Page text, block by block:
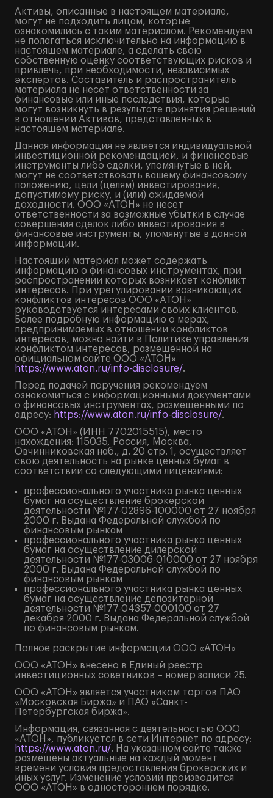
Активы, описанные в настоящем материале,
могут не подходить лицам, которые
ознакомились с таким материалом. Рекомендуем
не полагаться исключительно на информацию в
настоящем материале, а сделать свою
собственную оценку соответствующих рисков и
привлечь, при необходимости, независимых
экспертов. Составитель и распространитель
материала не несет ответственности за
финансовые или иные последствия, которые
могут возникнуть в результате принятия решений
в отношении Активов, представленных в
настоящем материале.
Данная информация не является индивидуальной
инвестиционной рекомендацией, и финансовые
инструменты либо сделки, упомянутые в ней,
могут не соответствовать вашему финансовому
положению, цели (целям) инвестирования,
допустимому риску, и (или) ожидаемой
доходности. ООО «АТОН» не несет
ответственности за возможные убытки в случае
совершения сделок либо инвестирования в
финансовые инструменты, упомянутые в данной
информации.
Настоящий материал может содержать
информацию о финансовых инструментах, при
распространении которых возникает конфликт
интересов. При урегулировании возникающих
конфликтов интересов ООО «АТОН»
руководствуется интересами своих клиентов.
Более подробную информацию о мерах,
предпринимаемых в отношении конфликтов
интересов, можно найти в Политике управления
конфликтом интересов, размещённой на
официальном сайте ООО «АТОН»
https://www.aton.ru/info-disclosure/.
Перед подачей поручения рекомендуем
ознакомиться с информационными документами
о финансовых инструментах, размещенными по
адресу: https://www.aton.ru/info-disclosure/.
ООО «АТОН» (ИНН 7702015515), место
нахождения: 115035, Россия, Москва,
Овчинниковская наб., д. 20 стр. 1, осуществляет
свою деятельность на рынке ценных бумаг в
соответствии со следующими лицензиями:
профессионального участника рынка ценных
бумаг на осуществление брокерской
деятельности №177-02896-100000 от 27 ноября
2000 г. Выдана Федеральной службой по
финансовым рынкам
профессионального участника рынка ценных
бумаг на осуществление дилерской
деятельности №177-03006-010000 от 27 ноября
2000 г. Выдана Федеральной службой по
финансовым рынкам
профессионального участника рынка ценных
бумаг на осуществление депозитарной
деятельности №177-04357-000100 от 27
декабря 2000 г. Выдана Федеральной службой
по финансовым рынкам.
Полное раскрытие информации ООО «АТОН»
ООО «АТОН» внесено в Единый реестр
инвестиционных советников – номер записи 25.
ООО «АТОН» является участником торгов ПАО
«Московская Биржа» и ПАО «Санкт-
Петербургская биржа».
Информация, связанная с деятельностью ООО
«АТОН», публикуется в сети Интернет по адресу:
https://www.aton.ru/. На указанном сайте также
размещены актуальные на каждый момент
времени условия предоставления брокерских и
иных услуг. Изменение условий производится
ООО «АТОН» в одностороннем порядке.